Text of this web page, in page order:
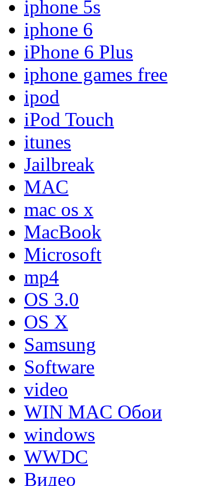
iphone 5s
iphone 6
iPhone 6 Plus
iphone games free
ipod
iPod Touch
itunes
Jailbreak
MAC
mac os x
MacBook
Microsoft
mp4
OS 3.0
OS X
Samsung
Software
video
WIN MAC Обои
windows
WWDC
Видео